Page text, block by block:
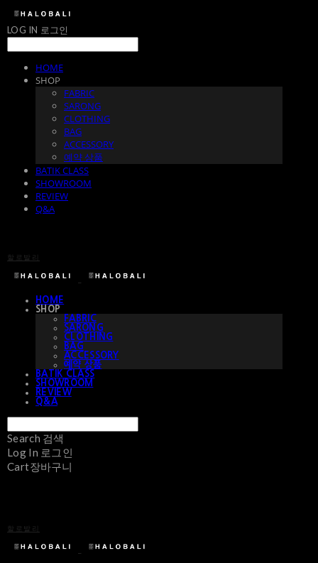
LOG IN 로그인
HOME
SHOP
FABRIC
SARONG
CLOTHING
BAG
ACCESSORY
예약 상품
BATIK CLASS
SHOWROOM
REVIEW
Q&A
할로발리
HOME
SHOP
FABRIC
SARONG
CLOTHING
BAG
ACCESSORY
예약 상품
BATIK CLASS
SHOWROOM
REVIEW
Q&A
Search 검색
Log In 로그인
Cart장바구니
할로발리